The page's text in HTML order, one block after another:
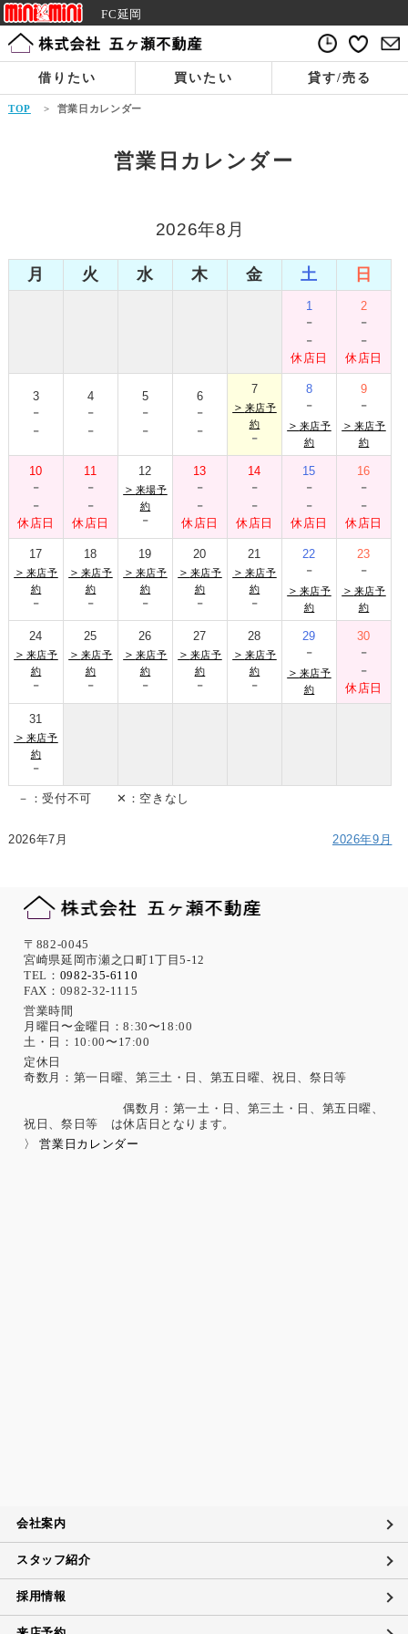
FC延岡
借りたい 買いたい 貸す/売る
TOP > 営業日カレンダー
営業日カレンダー
2026年8月
月 火 水 木 金 土 日
1
-
-
休店日
2
-
-
休店日
3
-
-
4
-
-
5
-
-
6
-
-
7
＞ 来店予
約
-
8
-
＞ 来店予
約
9
-
＞ 来店予
約
10
-
-
休店日
11
-
-
休店日
12
＞ 来場予
約
-
13
-
-
休店日
14
-
-
休店日
15
-
-
休店日
16
-
-
休店日
17
＞ 来店予
約
-
18
＞ 来店予
約
-
19
＞ 来店予
約
-
20
＞ 来店予
約
-
21
＞ 来店予
約
-
22
-
＞ 来店予
約
23
-
＞ 来店予
約
24
＞ 来店予
約
-
25
＞ 来店予
約
-
26
＞ 来店予
約
-
27
＞ 来店予
約
-
28
＞ 来店予
約
-
29
-
＞ 来店予
約
30
-
-
休店日
31
＞ 来店予
約
-
－：受付不可 ✕：空きなし
2026年7月 2026年9月
〒882-0045
宮崎県延岡市瀬之口町1丁目5-12
TEL： 0982-35-6110
FAX：0982-32-1115
営業時間
月曜日〜金曜日：8:30〜18:00
土・日：10:00〜17:00
定休日
奇数月：第一日曜、第三土・日、第五日曜、祝日、祭日等
偶数月：第一土・日、第三土・日、第五日曜、
祝日、祭日等 は休店日となります。
〉 営業日カレンダー
会社案内
スタッフ紹介
採用情報